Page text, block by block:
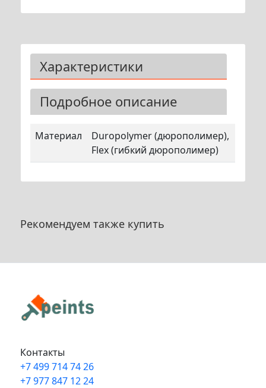
Характеристики
Подробное описание
Материал
Duropolymer (дюрополимер),
Flex (гибкий дюрополимер)
Рекомендуем также купить
Контакты
+7 499 714 74 26
+7 977 847 12 24